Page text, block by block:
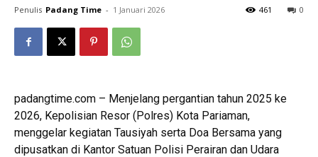
Penulis Padang Time - 1 Januari 2026 0
461
padangtime.com – Menjelang pergantian tahun 2025 ke
2026, Kepolisian Resor (Polres) Kota Pariaman,
menggelar kegiatan Tausiyah serta Doa Bersama yang
dipusatkan di Kantor Satuan Polisi Perairan dan Udara